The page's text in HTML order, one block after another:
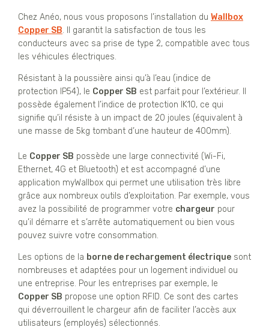
Chez Anéo, nous vous proposons l’installation du Wallbox
Copper SB. Il garantit la satisfaction de tous les
conducteurs avec sa prise de type 2, compatible avec tous
les véhicules électriques.
Résistant à la poussière ainsi qu’à l’eau (indice de
protection IP54), le Copper SB est parfait pour l’extérieur. Il
possède également l’indice de protection IK10, ce qui
signifie qu’il résiste à un impact de 20 joules (équivalent à
une masse de 5kg tombant d’une hauteur de 400mm).
Le Copper SB possède une large connectivité (Wi-Fi,
Ethernet, 4G et Bluetooth) et est accompagné d’une
application myWallbox qui permet une utilisation très libre
grâce aux nombreux outils d’exploitation. Par exemple, vous
avez la possibilité de programmer votre chargeur pour
qu’il démarre et s’arrête automatiquement ou bien vous
pouvez suivre votre consommation.
Les options de la borne de rechargement électrique sont
nombreuses et adaptées pour un logement individuel ou
une entreprise. Pour les entreprises par exemple, le
Copper SB propose une option RFID. Ce sont des cartes
qui déverrouillent le chargeur afin de faciliter l’accès aux
utilisateurs (employés) sélectionnés.